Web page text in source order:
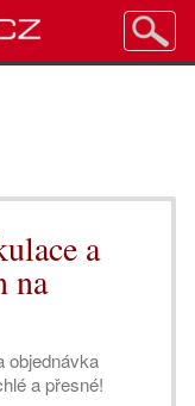
a
na
objednávka
a přesné!